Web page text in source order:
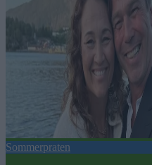
Sommerpraten